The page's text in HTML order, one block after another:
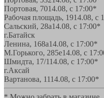
Портовая, 7014.08, с 17:00*
Рабочая площадь, 1914.08, с
Сальский, 28a14.08, с 17:00*
г.Батайск
Ленина, 168а14.08, с 17:00*
М.Горького, 285е14.08, с
Шмидта, 17/114.08, с 17:00*
г.Аксай
Вартанова, 1114.08, с 17:00*